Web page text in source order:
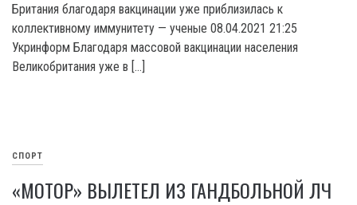
Британия благодаря вакцинации уже приблизилась к
коллективному иммунитету — ученые 08.04.2021 21:25
Укринформ Благодаря массовой вакцинации населения
Великобритания уже в […]
СПОРТ
«МОТОР» ВЫЛЕТЕЛ ИЗ ГАНДБОЛЬНОЙ ЛЧ